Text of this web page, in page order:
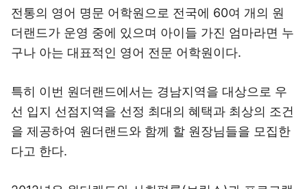
전통의 영어 명문 어학원으로 전국에 60여 개의 원
더랜드가 운영 중에 있으며 아이들 가진 엄마라면 누
구나 아는 대표적인 영어 전문 어학원이다.
특히 이번 원더랜드에서는 경남지역을 대상으로 우
선 입지 선점지역을 선정 최대의 혜택과 최상의 조건
을 제공하여 원더랜드와 함께 할 원장님들을 모집한
다고 한다.